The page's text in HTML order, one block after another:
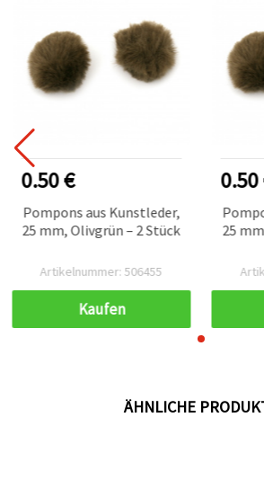
0.50 €
Pompons aus Kunstleder,
25 mm, Olivgrün – 2 Stück
Artikelnummer: 506455
Kaufen
0.50
25
ÄHNLICHE